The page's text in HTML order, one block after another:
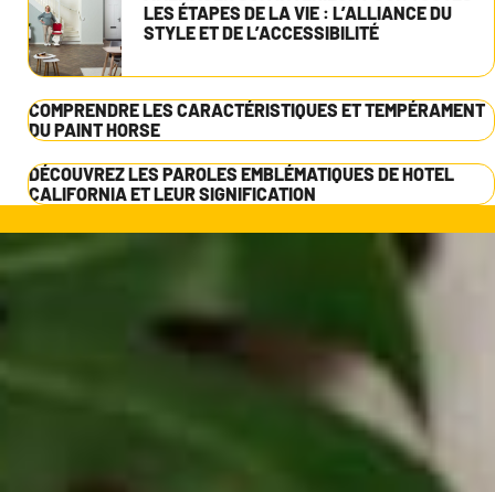
LES ÉTAPES DE LA VIE : L’ALLIANCE DU
STYLE ET DE L’ACCESSIBILITÉ
COMPRENDRE LES CARACTÉRISTIQUES ET TEMPÉRAMENT
DU PAINT HORSE
DÉCOUVREZ LES PAROLES EMBLÉMATIQUES DE HOTEL
CALIFORNIA ET LEUR SIGNIFICATION